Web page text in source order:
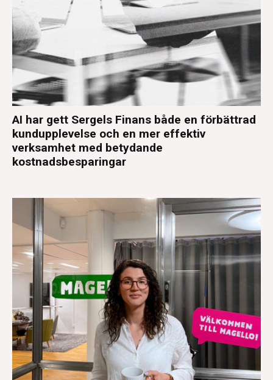
AI har gett Sergels Finans både en förbättrad
kundupplevelse och en mer effektiv
verksamhet med betydande
kostnadsbesparingar